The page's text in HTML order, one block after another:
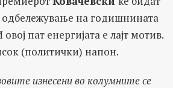
одбележување на годишнината
пат енергијата е лајт мотив.
(политички) напон.
изнесени во колумните се